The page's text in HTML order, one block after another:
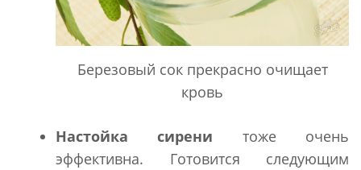
Березовый сок прекрасно очищает
кровь
Настойка сирени тоже очень
эффективна. Готовится следующим